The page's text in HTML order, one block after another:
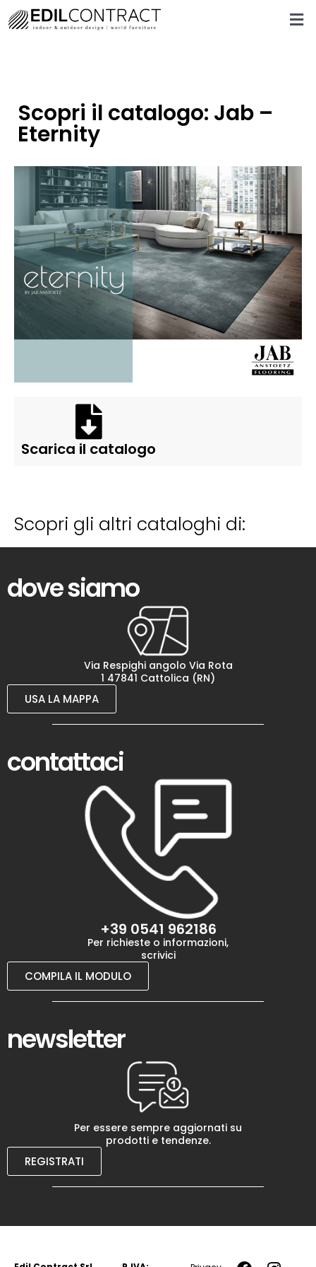
Scopri il catalogo: Jab –
Eternity
Scarica il catalogo
Scopri gli altri cataloghi di:
dove siamo
Via Respighi angolo Via Rota
1 47841 Cattolica (RN)
USA LA MAPPA
contattaci
+39 0541 962186
Per richieste o informazioni,
scrivici
COMPILA IL MODULO
newsletter
Per essere sempre aggiornati su
prodotti e tendenze.
REGISTRATI